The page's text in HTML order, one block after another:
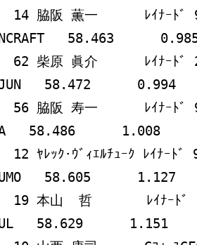
58.463
58.472      0.994
58.486      1.008
58.605      1.127
58.629      1.151